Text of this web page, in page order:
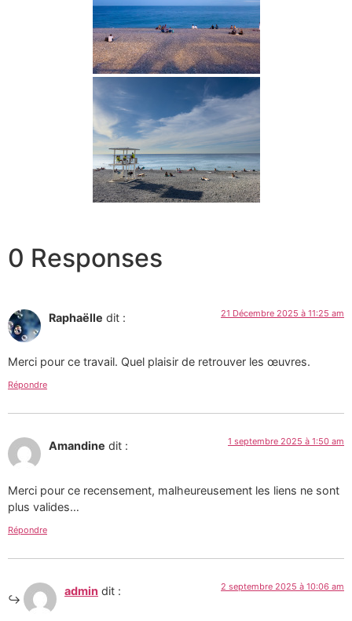
0 Responses
Raphaëlle dit : 21 Décembre 2025 à 11:25 am
Merci pour ce travail. Quel plaisir de retrouver les œuvres.
Répondre
Amandine dit : 1 septembre 2025 à 1:50 am
Merci pour ce recensement, malheureusement les liens ne sont
plus valides…
Répondre
admin dit : 2 septembre 2025 à 10:06 am